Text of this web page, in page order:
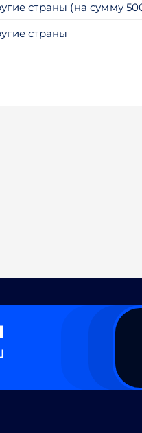
страны (на сумму
страны